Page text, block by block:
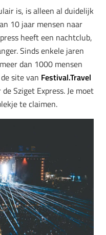
is, is alleen al duidelijk
10 jaar mensen naar
heeft een nachtclub,
Sinds enkele jaren
dan 1000 mensen
site van Festival.Travel
Sziget Express. Je moet
te claimen.